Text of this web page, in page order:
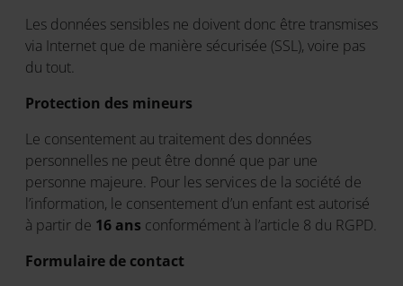
Les données sensibles ne doivent donc être transmises
via Internet que de manière sécurisée (SSL), voire pas
du tout.
Protection des mineurs
Le consentement au traitement des données
personnelles ne peut être donné que par une
personne majeure. Pour les services de la société de
l’information, le consentement d’un enfant est autorisé
à partir de 16 ans conformément à l’article 8 du RGPD.
Formulaire de contact